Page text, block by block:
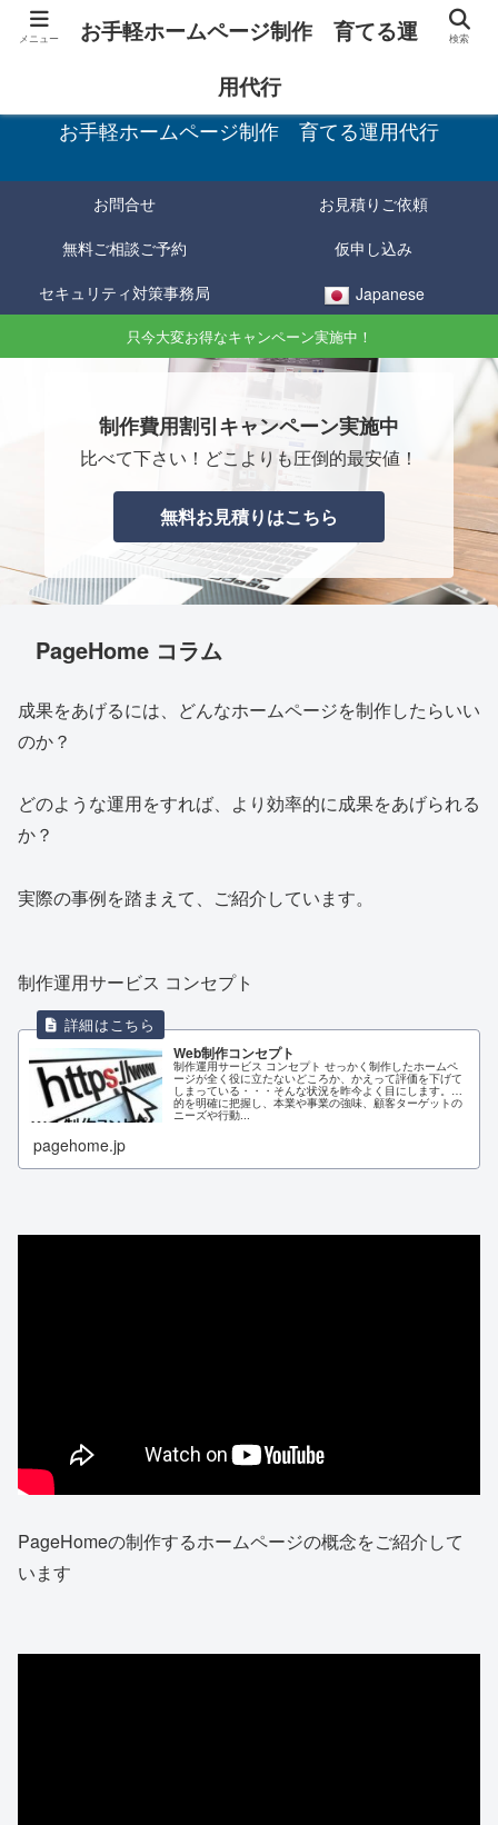
お手軽ホームページ制作 育てる運用代行
お問合せ
お見積りご依頼
無料ご相談ご予約
仮申し込み
セキュリティ対策事務局
Japanese
只今大変お得なキャンペーン実施中！
制作費用割引キャンペーン実施中
比べて下さい！どこよりも圧倒的最安値！
無料お見積りはこちら
PageHome コラム
成果をあげるには、どんなホームページを制作したらいい
のか？
どのような運用をすれば、より効率的に成果をあげられる
か？
実際の事例を踏まえて、ご紹介しています。
制作運用サービス コンセプト
Web制作コンセプト
制作運用サービス コンセプト せっかく制作したホームペ
ージが全く役に立たないどころか、かえって評価を下げて
しまっている・・・そんな状況を昨今よく目にします。目
的を明確に把握し、本業や事業の強味、顧客ターゲットの
ニーズや行動...
pagehome.jp
PageHomeの制作するホームページの概念をご紹介して
います
メニュー
お手軽ホームページ制作 育てる運
用代行
検索